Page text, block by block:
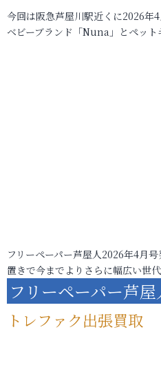
今回は阪急芦屋川駅近くに2026年
ベビーブランド「Nuna」とペッ
フリーペーパー芦屋人2026年4月
置きで今までよりさらに幅広い世
フリーペーパー芦
トレファク出張買取